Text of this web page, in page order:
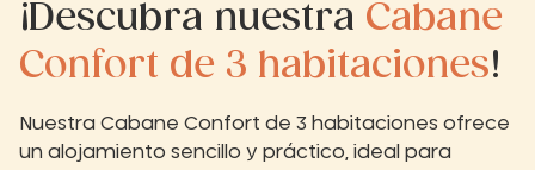
¡Descubra nuestra Cabane
Confort de 3 habitaciones!
Nuestra Cabane Confort de 3 habitaciones ofrece
un alojamiento sencillo y práctico, ideal para